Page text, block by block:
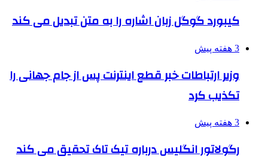
کیبورد گوگل زبان اشاره را به متن تبدیل می کند
3 هفته پیش
وزیر ارتباطات خبر قطع اینترنت پس از جام جهانی را
تکذیب کرد
3 هفته پیش
رگولاتور انگلیس درباره تیک تاک تحقیق می کند